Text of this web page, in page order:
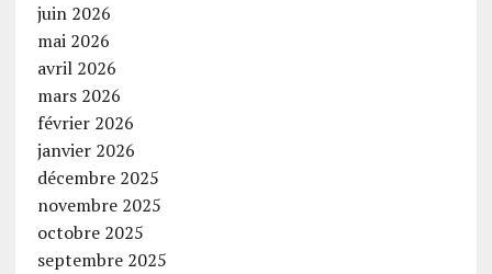
juin 2026
mai 2026
avril 2026
mars 2026
février 2026
janvier 2026
décembre 2025
novembre 2025
octobre 2025
septembre 2025